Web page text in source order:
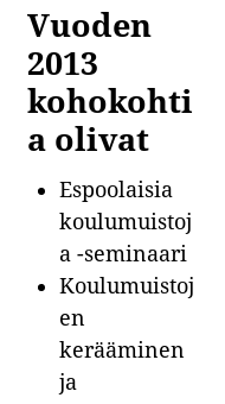
Vuoden
2013
kohokohti
a olivat
Espoolaisia
koulumuistoj
a -seminaari
Koulumuistoj
en
kerääminen
ja